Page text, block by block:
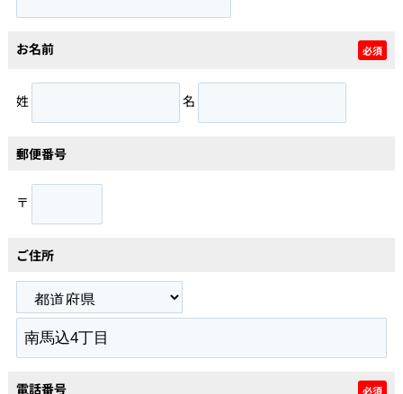
お名前 必須
姓 名
郵便番号
〒
ご住所
電話番号 必須